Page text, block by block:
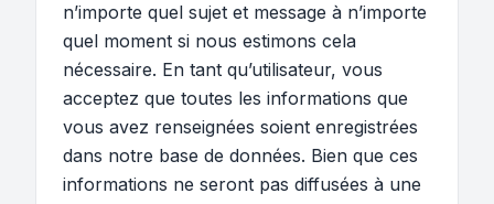
n’importe quel sujet et message à n’importe
quel moment si nous estimons cela
nécessaire. En tant qu’utilisateur, vous
acceptez que toutes les informations que
vous avez renseignées soient enregistrées
dans notre base de données. Bien que ces
informations ne seront pas diffusées à une